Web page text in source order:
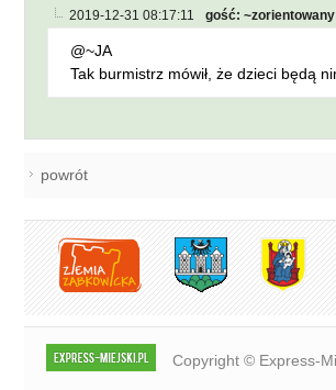
2019-12-31 08:17:11 gość: ~zorientowany
@~JA
Tak burmistrz mówił, że dzieci będą
powrót
Copyright © Express-